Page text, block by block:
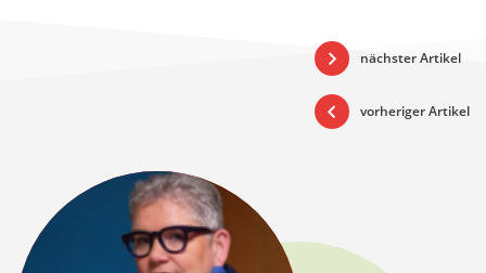
nächster Artikel
vorheriger Artikel